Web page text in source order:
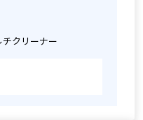
クリーナー